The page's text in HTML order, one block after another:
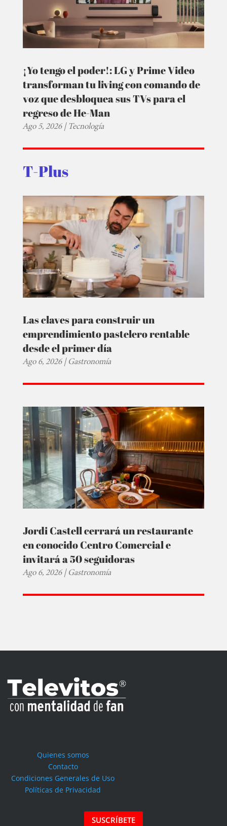
¡Yo tengo el poder!: LG y Prime Video
transforman tu living con comando de
voz que desbloquea sus TVs para el
regreso de He-Man
Ago 5, 2026|Tecnología
T-Plus
Las claves para construir un
emprendimiento pastelero rentable
desde el primer día
Ago 6, 2026|Gastronomía
Jordi Castell cerrará un restaurante
en conocido Centro Comercial e
invitará a 50 seguidoras
Ago 6, 2026|Gastronomía
Quienes somos
Contacto
Condiciones Generales de Uso
Políticas de Privacidad
SUSCRÍBETE